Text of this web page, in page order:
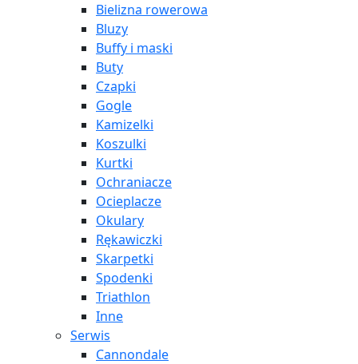
Bielizna rowerowa
Bluzy
Buffy i maski
Buty
Czapki
Gogle
Kamizelki
Koszulki
Kurtki
Ochraniacze
Ocieplacze
Okulary
Rękawiczki
Skarpetki
Spodenki
Triathlon
Inne
Serwis
Cannondale